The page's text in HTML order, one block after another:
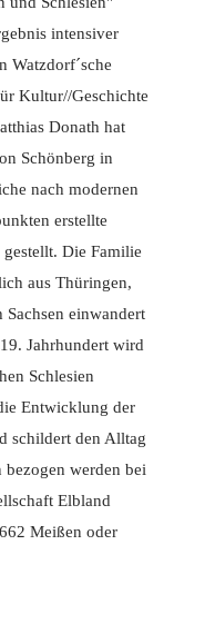
intensiver
Watzdorf´sche
Kultur//Geschichte
Donath hat
Schönberg in
nach modernen
erstellte
Die Familie
aus Thüringen,
Sachsen einwandert
Jahrhundert wird
Schlesien
Entwicklung der
schildert den Alltag
werden bei
Elbland
Meißen oder